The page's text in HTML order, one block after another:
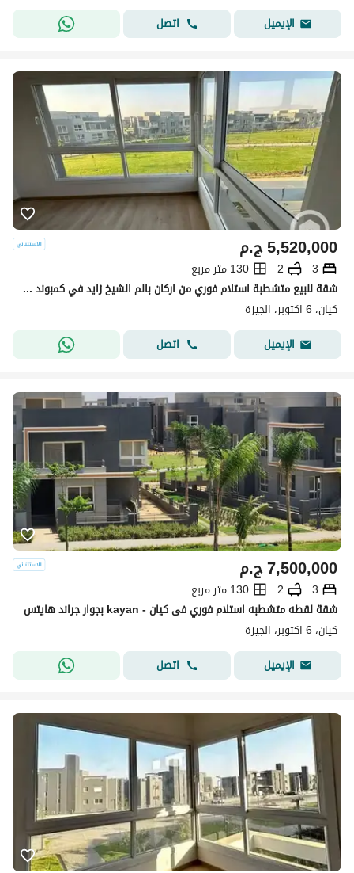
الإيميل
اتصل
ج.م5,520,000
3
2
130 متر مربع
شقة للبيع متشطبة استلام فوري من اركان بالم الشيخ زايد في كمبوند كيان
كيان، 6 اكتوبر، الجيزة
الإيميل
اتصل
ج.م7,500,000
3
2
130 متر مربع
شقة لقطه متشطبه استلام فوري فى كيان - kayan بجوار جراند هايتس
كيان، 6 اكتوبر، الجيزة
الإيميل
اتصل